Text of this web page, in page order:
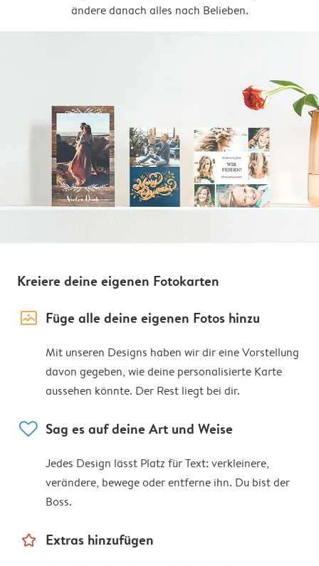
ändere danach alles nach Belieben.
Kreiere deine eigenen Fotokarten
image_placeholder Füge alle deine eigenen Fotos hinzu
Mit unseren Designs haben wir dir eine Vorstellung
davon gegeben, wie deine personalisierte Karte
aussehen könnte. Der Rest liegt bei dir.
heart Sag es auf deine Art und Weise
Jedes Design lässt Platz für Text: verkleinere,
verändere, bewege oder entferne ihn. Du bist der
Boss.
star_outline Extras hinzufügen